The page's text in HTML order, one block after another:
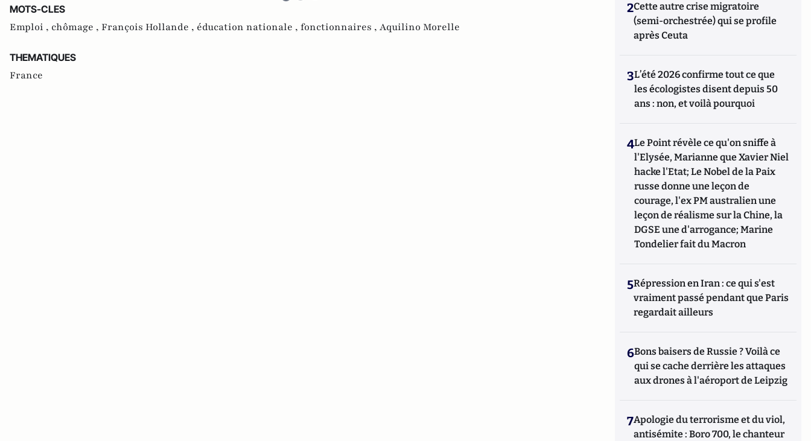
MOTS-CLES
Emploi , chômage , François Hollande , éducation nationale , fonctionnaires , Aquilino Morelle
THEMATIQUES
France
2Cette autre crise migratoire
(semi-orchestrée) qui se profile
après Ceuta
3L’été 2026 confirme tout ce que
les écologistes disent depuis 50
ans : non, et voilà pourquoi
4Le Point révèle ce qu'on sniffe à
l'Elysée, Marianne que Xavier Niel
hacke l'Etat; Le Nobel de la Paix
russe donne une leçon de
courage, l'ex PM australien une
leçon de réalisme sur la Chine, la
DGSE une d'arrogance; Marine
Tondelier fait du Macron
5Répression en Iran : ce qui s'est
vraiment passé pendant que Paris
regardait ailleurs
6Bons baisers de Russie ? Voilà ce
qui se cache derrière les attaques
aux drones à l'aéroport de Leipzig
7Apologie du terrorisme et du viol,
antisémite : Boro 700, le chanteur